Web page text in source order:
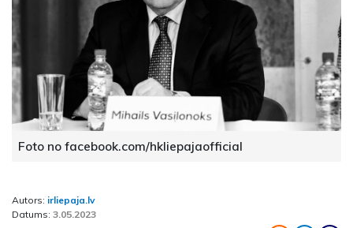
Foto no facebook.com/hkliepajaofficial
Autors: irliepaja.lv
Datums: 3.05.2023